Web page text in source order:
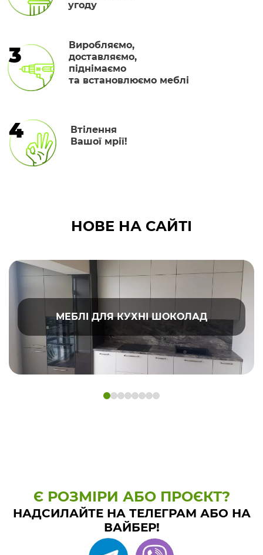
угоду
3
Виробляємо,
доставляємо,
піднімаємо
та встановлюємо меблі
4
Втілення
Вашої мрії!
НОВЕ НА САЙТІ
МЕБЛІ ДЛЯ КУХНІ ШОКОЛАД
Є РОЗМІРИ АБО ПРОЄКТ?
НАДСИЛАЙТЕ НА ТЕЛЕГРАМ АБО НА
ВАЙБЕР!